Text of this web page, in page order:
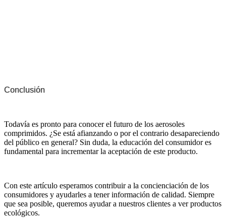
Conclusión
Todavía es pronto para conocer el futuro de los aerosoles
comprimidos. ¿Se está afianzando o por el contrario desapareciendo
del público en general? Sin duda, la educación del consumidor es
fundamental para incrementar la aceptación de este producto.
Con este artículo esperamos contribuir a la concienciación de los
consumidores y ayudarles a tener información de calidad. Siempre
que sea posible, queremos ayudar a nuestros clientes a ver productos
ecológicos.